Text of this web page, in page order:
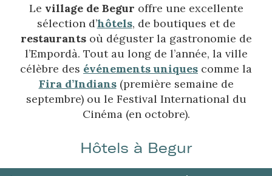
Le village de Begur offre une excellente
sélection d’hôtels, de boutiques et de
restaurantsoù déguster la gastronomie de
l’Empordà. Tout au long de l’année, la ville
célèbre des événements uniques comme la
Fira d’Indians (première semaine de
septembre) ou le Festival International du
Cinéma (en octobre).
Hôtels à Begur